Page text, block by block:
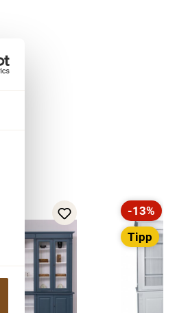
Rabatt
-13%
Tipp